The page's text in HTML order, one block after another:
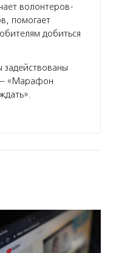
волонтеров-
помогает
добиться
задействованы
— «Марафон